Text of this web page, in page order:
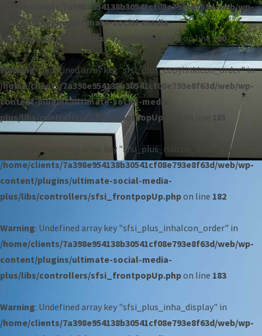
/home/clients/7a398e954138b30541cf08e793e8f63d/web/wp-
content/plugins/ultimate-social-media-
plus/libs/controllers/sfsi_frontpopUp.phpon line180
Warning: Undefined array key "sfsi_plus_copylinkIcon_order" in
/home/clients/7a398e954138b30541cf08e793e8f63d/web/wp-
content/plugins/ultimate-social-media-
plus/libs/controllers/sfsi_frontpopUp.php
: Undefined array key "sfsi_plus_riaIcon_order" in
/home/clients/7a398e954138b30541cf08e793e8f63d/web/wp-
content/plugins/ultimate-social-media-
plus/libs/controllers/sfsi_frontpopUp.phpon line 182
Warning: Undefined array key "sfsi_plus_inhaIcon_order" in
/home/clients/7a398e954138b30541cf08e793e8f63d/web/wp-
content/plugins/ultimate-social-media-
plus/libs/controllers/sfsi_frontpopUp.phpon line 183
Warning: Undefined array key "sfsi_plus_inha_display" in
/home/clients/7a398e954138b30541cf08e793e8f63d/web/wp-